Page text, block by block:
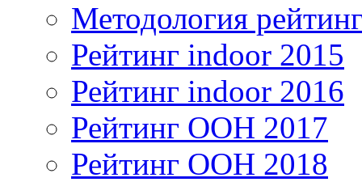
Методология
Рейтинг indoor 2015
Рейтинг indoor 2016
Рейтинг OOH 2017
Рейтинг OOH 2018